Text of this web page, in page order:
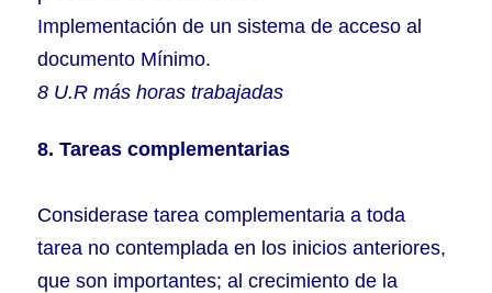
Implementación de un sistema de acceso al
documento Mínimo.
8 U.R más horas trabajadas
8. Tareas complementarias
Considerase tarea complementaria a toda
tarea no contemplada en los inicios anteriores,
que son importantes; al crecimiento de la